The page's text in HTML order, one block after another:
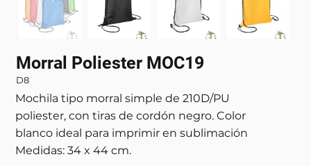
Morral Poliester MOC19
D8
Mochila tipo morral simple de 210D/PU
poliester, con tiras de cordón negro. Color
blanco ideal para imprimir en sublimación
Medidas: 34 x 44 cm.